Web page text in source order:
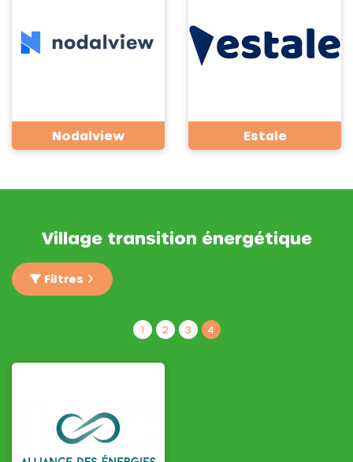
Nodalview Estale
Village transition énergétique
Filtres
1 2 3 4